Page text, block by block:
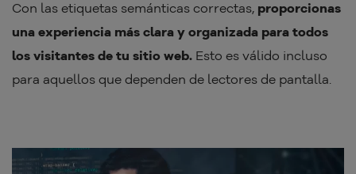
Con las etiquetas semánticas correctas, proporcionas
una experiencia más clara y organizada para todos
los visitantes de tu sitio web. Esto es válido incluso
para aquellos que dependen de lectores de pantalla.